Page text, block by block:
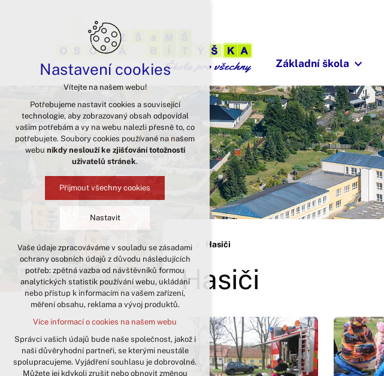
Základní škola
Hasiči
Hasiči
Nastavení cookies
Vítejte na našem webu!
Potřebujeme nastavit cookies a související
technologie, aby zobrazovaný obsah odpovídal
vašim potřebám a vy na webu nalezli přesně to, co
potřebujete. Soubory cookies používané na našem
webu nikdy neslouží ke zjišťování totožnosti
uživatelů stránek.
Přijmout všechny cookies
Nastavit
Technická cookies
nutná pro provozování webu
udržení kontextu stránek (session):
případná přihlášení, volby jazyka, apod.
analytická pro anonymizované
vyhodnocení návštěvnosti
marketingová cookies (Google)
Více informací o cookies na našem webu
Vaše údaje zpracováváme v souladu se zásadami
ochrany osobních údajů z důvodu následujících
potřeb: zpětná vazba od návštěvníků formou
analytických statistik používání webu, ukládání
nebo přístup k informacím na vašem zařízení,
měření obsahu, reklama a vývoj produktů.
Více informací o cookies na našem webu
Správci vašich údajů bude naše společnost, jakož i
naši důvěryhodní partneři, se kterými neustále
spolupracujeme. Vyjádření souhlasu je dobrovolné.
Můžete jej kdykoli zrušit nebo obnovit změnou